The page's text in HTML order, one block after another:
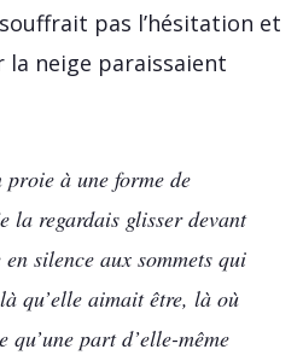
pas l’hésitation et
la neige paraissaient
proie à une forme de
la regardais glisser devant
silence aux sommets qui
qu’elle aimait être, là où
part d’elle-même